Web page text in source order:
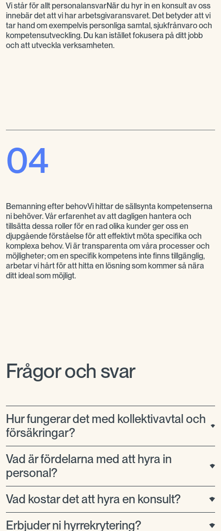
Vi står för allt personalansvarNär du hyr in en konsult av oss
innebär det att vi har arbetsgivaransvaret. Det betyder att vi
tar hand om exempelvis personliga samtal, sjukfrånvaro och
kompetensutveckling. Du kan istället fokusera på ditt jobb
och att utveckla verksamheten.
04
Bemanning efter behovVi hittar de sällsynta kompetenserna
ni behöver. Vår erfarenhet av att dagligen hantera och
tillsätta dessa roller för en rad olika kunder ger oss en
djupgående förståelse för att effektivt möta specifika och
komplexa behov. Vi är transparenta om våra processer och
möjligheter; om en specifik kompetens inte finns tillgänglig,
arbetar vi hårt för att hitta en lösning som kommer så nära
ditt ideal som möjligt.
Frågor och svar
Hur fungerar det med kollektivavtal och
försäkringar?
Alla våra konsulter är försäkrade via oss och
vi har självklart kollektivavtal.
Vad är fördelarna med att hyra in
personal?
Det finns flera fördelar med att ta hjälp av ett
bemanningsföretag. Det är bland annat en
sparar din tid och bidrar med mångfald på din
Vad kostar det att hyra en konsult?
Priset på att hyra en konsult varierar
Erbjuder ni hyrrekrytering?